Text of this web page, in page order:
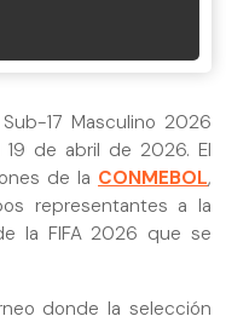
17 Masculino 2026
de abril de 2026. El
de la CONMEBOL,
representantes a la
la FIFA 2026 que se
donde la selección